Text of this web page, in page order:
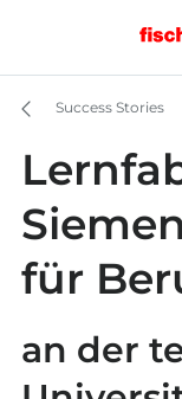
Success Stories
für
an der